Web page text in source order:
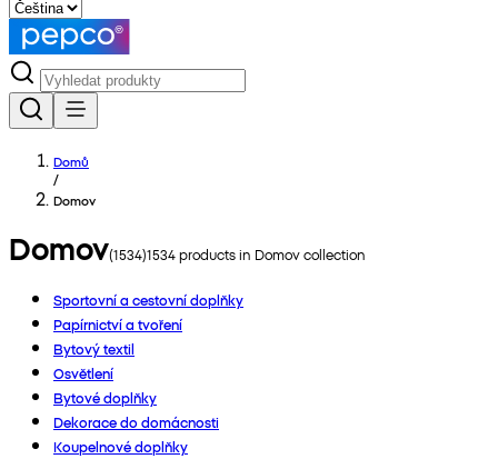
Domů
/
Domov
Domov(1534)1534products in Domovcollection
Sportovní a cestovní doplňky
Papírnictví a tvoření
Bytový textil
Osvětlení
Bytové doplňky
Dekorace do domácnosti
Koupelnové doplňky